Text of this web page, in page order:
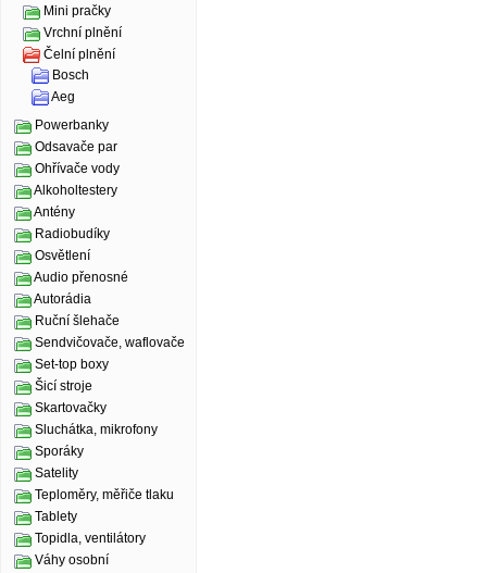
Mini pračky
Vrchní plnění
Čelní plnění
Bosch
Aeg
Powerbanky
Odsavače par
Ohřívače vody
Alkoholtestery
Antény
Radiobudíky
Osvětlení
Audio přenosné
Autorádia
Ruční šlehače
Sendvičovače, waflovače
Set-top boxy
Šicí stroje
Skartovačky
Sluchátka, mikrofony
Sporáky
Satelity
Teploměry, měřiče tlaku
Tablety
Topidla, ventilátory
Váhy osobní